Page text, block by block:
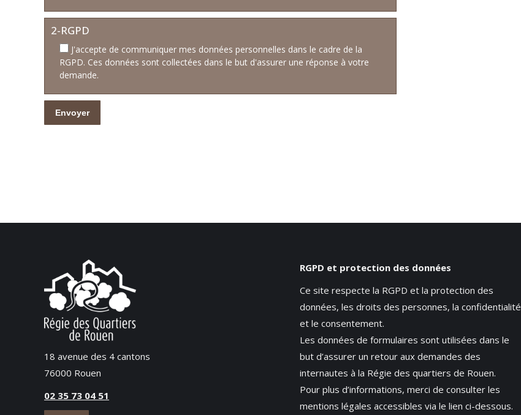
2-RGPD
J'accepte de communiquer mes données personnelles dans le cadre de la
RGPD. Ces données sont collectées dans le but d'assurer une réponse à votre
demande.
18 avenue des 4 cantons
76000 Rouen
02 35 73 04 51
RGPD et protection des données
Ce site respecte la RGPD et la protection des
données, les droits des personnes, la confidentialité
et le consentement.
Les données de formulaires sont utilisées dans le
but d’assurer un retour aux demandes des
internautes à la Régie des quartiers de Rouen.
Pour plus d’informations, merci de consulter les
mentions légales accessibles via le lien ci-dessous.